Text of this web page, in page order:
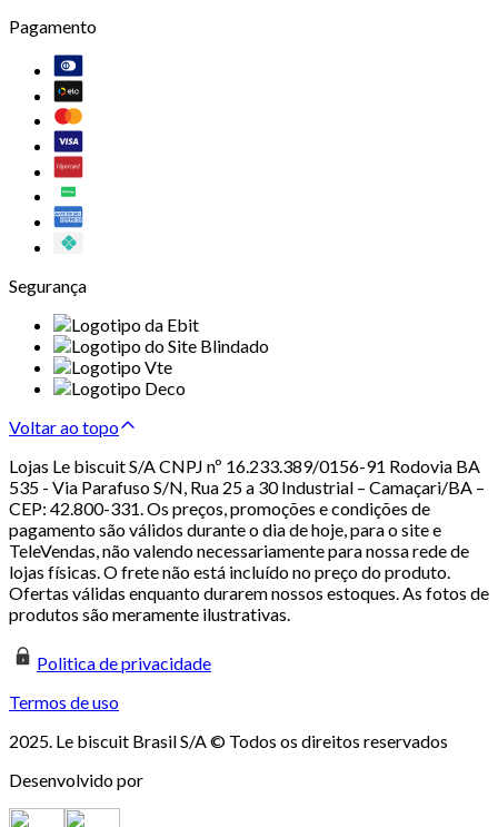
Pagamento
Segurança
Voltar ao topo
Lojas Le biscuit S/A CNPJ nº 16.233.389/0156-91 Rodovia BA
535 - Via Parafuso S/N, Rua 25 a 30 Industrial – Camaçari/BA –
CEP: 42.800-331. Os preços, promoções e condições de
pagamento são válidos durante o dia de hoje, para o site e
TeleVendas, não valendo necessariamente para nossa rede de
lojas físicas. O frete não está incluído no preço do produto.
Ofertas válidas enquanto durarem nossos estoques. As fotos de
produtos são meramente ilustrativas.
Politica de privacidade
Termos de uso
2025. Le biscuit Brasil S/A © Todos os direitos reservados
Desenvolvido por